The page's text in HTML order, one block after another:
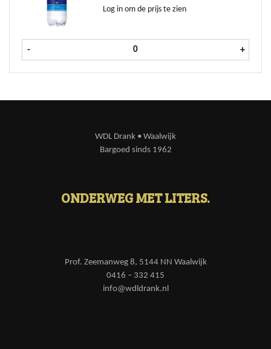
Log in om de prijs te zien
- Sourcy Blauw PET krat 12x1,1 ltr
+
WDL Drank • Waalwijk
Bargoed sinds 1962
ONDERWEG MET LITERS.
Prof. Zeemanweg 8, 5144 NN Waalwijk
0416 – 332 415
info@wdldrank.nl